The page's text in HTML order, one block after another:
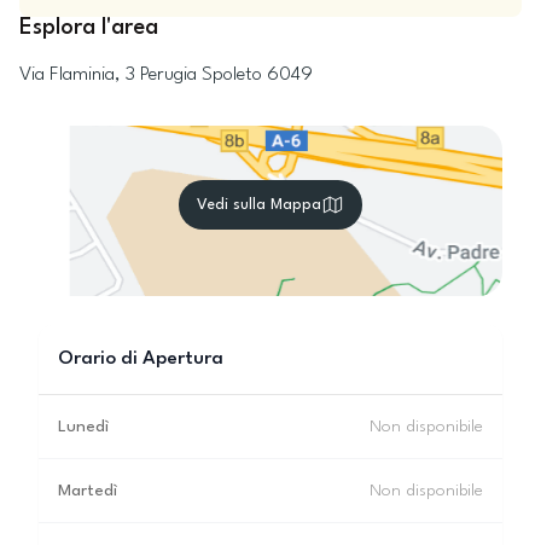
Esplora l'area
Via Flaminia, 3 Perugia Spoleto 6049
Vedi sulla Mappa
Orario di Apertura
Lunedì Non disponibile
Martedì Non disponibile